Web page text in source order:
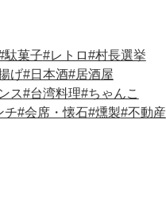
駄菓子 レトロ
村長選挙
げ 日本酒 居酒屋
ス
台湾料理 ちゃんこ
チ 会席・懐石 燻製 不動産